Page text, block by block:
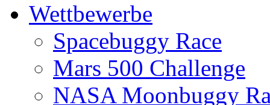
Wettbewerbe
Spacebuggy Race
Mars 500 Challenge
NASA Moonbuggy